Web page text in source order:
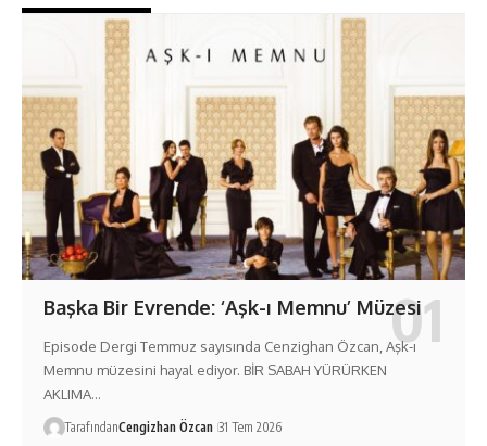
Başka Bir Evrende: ‘Aşk-ı Memnu’ Müzesi
Episode Dergi Temmuz sayısında Cenzighan Özcan, Aşk-ı
Memnu müzesini hayal ediyor. BİR SABAH YÜRÜRKEN
AKLIMA…
TarafındanCengizhan Özcan 31 Tem 2026